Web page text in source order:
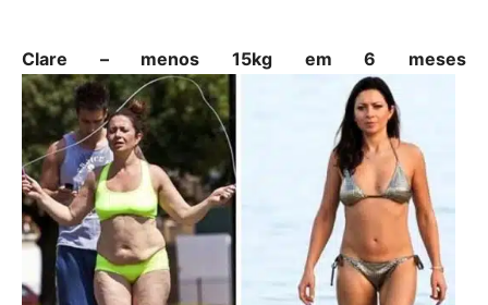
Clare – menos 15kg em 6 meses